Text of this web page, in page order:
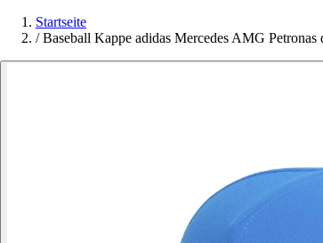
Startseite
/ Baseball Kappe adidas Mercedes AMG